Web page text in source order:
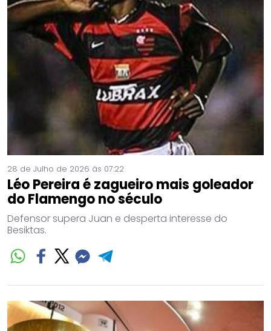
28 de Julho de 2026 às 07:22
Léo Pereira é zagueiro mais goleador
do Flamengo no século
Defensor supera Juan e desperta interesse do
Besiktas.